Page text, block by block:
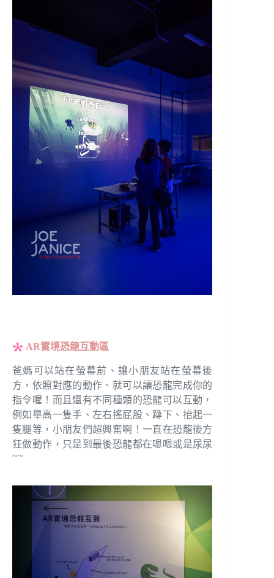
AR實境恐龍互動區
爸媽可以站在螢幕前、讓小朋友站在螢幕後
方，依照對應的動作、就可以讓恐龍完成你的
指令喔！而且還有不同種類的恐龍可以互動，
例如舉高一隻手、左右搖屁股、蹲下、抬起一
隻腿等，小朋友們超興奮啊！一直在恐龍後方
狂做動作，只是到最後恐龍都在嗯嗯或是尿尿
~~